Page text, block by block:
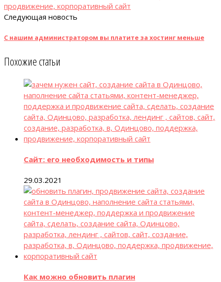
Следующая новость
С нашим администратором вы платите за хостинг меньше
Похожие статьи
Сайт: его необходимость и типы
29.03.2021
Как можно обновить плагин